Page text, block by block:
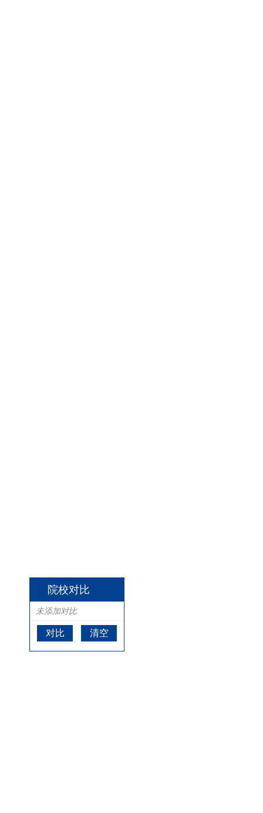
院校对比
未添加对比
对比 清空